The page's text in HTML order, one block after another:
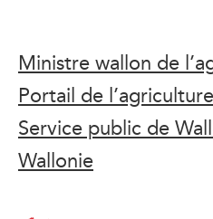
Ministre wallon de
Portail de
Service public de
Wallonie